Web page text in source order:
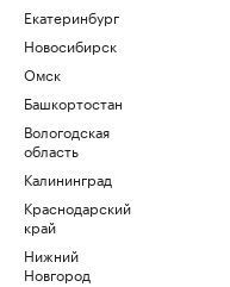
Екатеринбург
Новосибирск
Омск
Башкортостан
Вологодская
область
Калининград
Краснодарский
край
Нижний
Новгород